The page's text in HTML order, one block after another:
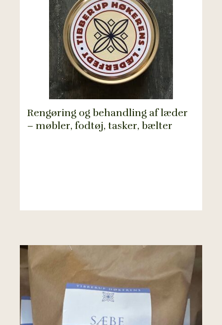
Rengøring og behandling af læder
– møbler, fodtøj, tasker, bælter